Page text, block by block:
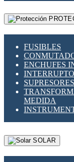
FUSIBLES
ENCHUFES
MEDIDA
SOLAR